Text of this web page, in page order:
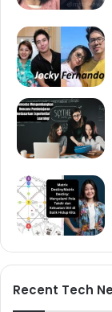
Recent Tech